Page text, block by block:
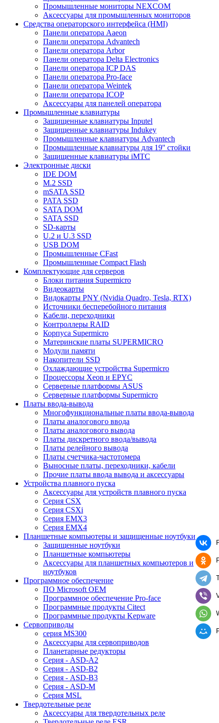
Промышленные мониторы NEXCOM
Аксессуары для промышленных мониторов
Средства операторского интерфейса (HMI)
Панели оператора Aaeon
Панели оператора Advantech
Панели оператора Arbor
Панели оператора Delta Electronics
Панели оператора ICP DAS
Панели оператора Pro-face
Панели оператора Weintek
Панели оператора ICOP
Аксессуары для панелей оператора
Промышленные клавиатуры
Защищенные клавиатуры Inputel
Защищенные клавиатуры Indukey
Промышленные клавиатуры Advantech
Промышленные клавиатуры для 19'' стойки
Защищенные клавиатуры iMTC
Электронные диски
IDE DOM
M.2 SSD
mSATA SSD
PATA SSD
SATA DOM
SATA SSD
SD-карты
U.2 и U.3 SSD
USB DOM
Промышленные CFast
Промышленные Compact Flash
Комплектующие для серверов
Блоки питания Supermicro
Видеокарты
Видокарты PNY (Nvidia Quadro, Tesla, RTX)
Источники бесперебойного питания
Кабели, переходники
Контроллеры RAID
Корпуса Supermicro
Материнские платы SUPERMICRO
Модули памяти
Накопители SSD
Охлаждающие устройства Supermicro
Процессоры Xeon и EPYC
Серверные платформы ASUS
Серверные платформы Supermicro
Платы ввода-вывода
Многофункциональные платы ввода-вывода
Платы аналогового ввода
Платы аналогового вывода
Платы дискретного ввода/вывода
Платы релейного вывода
Платы счетчика-частотомера
Выносные платы, переходники, кабели
Прочие платы ввода вывода и аксессуары
Устройства плавного пуска
Аксессуары для устройств плавного пуска
Серия CSX
Серия CSXi
Серия EMX3
Серия EMX4
Планшетные компьютеры и защищенные ноутбуки
Защищенные ноутбуки
Планшетные компьютеры
Аксессуары для планшетных компьютеров и
ноутбуков
Программное обеспечение
ПО Microsoft OEM
Программное обеспечение Pro-face
Программные продукты Citect
Программные продукты Kepware
Сервоприводы
серия MS300
Аксессуары для сервоприводов
Планетарные редукторы
Серия - ASD-A2
Серия - ASD-B2
Серия - ASD-B3
Серия - ASD-M
Серия MSL
Твердотельные реле
Аксессуары для твердотельных реле